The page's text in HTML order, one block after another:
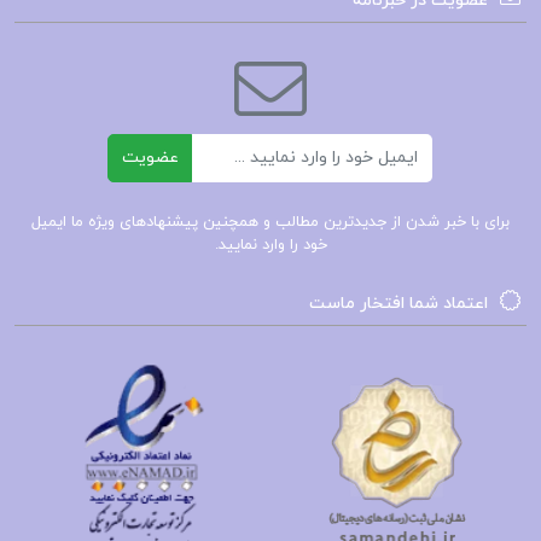
کتاب شرح و بررسی تطبیقی ایلیاد محمد بقایی
کتاب شرح سودی بر حافظ 1 عصمت ستارزاده
کتاب شرح سودی بر حافظ 3 عصمت ستارزاده
عضویت
برای با خبر شدن از جدیدترین مطالب و همچنین پیشنهادهای ویژه ما ایمیل
خود را وارد نمایید.
اعتماد شما افتخار ماست